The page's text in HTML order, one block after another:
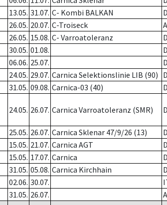
13.05. 31.07. C- Kombi BALKAN
26.05. 20.07. C-Troiseck
26.05. 15.08. C- Varroatoleranz
30.05. 01.08.
06.06. 25.07.
24.05. 29.07. Carnica Selektionslinie LIB (90)
31.05. 09.08. Carnica-03 (40)
24.05. 26.07. Carnica Varroatoleranz (SMR)
25.05. 26.07. Carnica Sklenar 47/9/26 (13)
15.05. 21.07. Carnica AGT
15.05. 17.07. Carnica
31.05. 05.08. Carnica Kirchhain
02.06. 30.07.
31.05. 26.07.